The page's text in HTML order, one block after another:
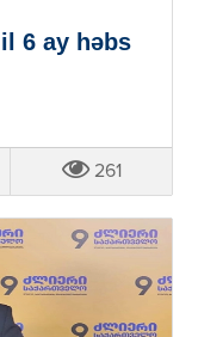
6 ay həbs
261